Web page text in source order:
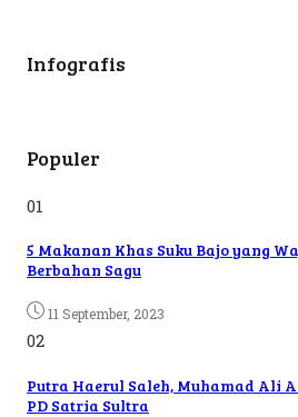
Infografis
Populer
01
5 Makanan Khas Suku Bajo yang
Berbahan Sagu
11 September, 2023
02
Putra Haerul Saleh, Muhamad Ali
PD Satria Sultra